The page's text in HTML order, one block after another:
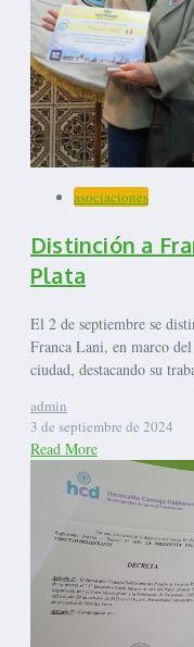
asociaciones
Distinción a
Plata
El 2 de septiembre se
Franca Lani, en marco
ciudad, destacando su
admin
3 de septiembre de 2024
Read More